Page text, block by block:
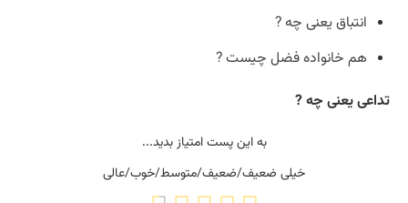
انتباق یعنی چه ?
هم خانواده فضل چیست ?
تداعی یعنی چه ?
به این پست امتیاز بدید...
خیلی ضعیف/ضعیف/متوسط/خوب/عالی